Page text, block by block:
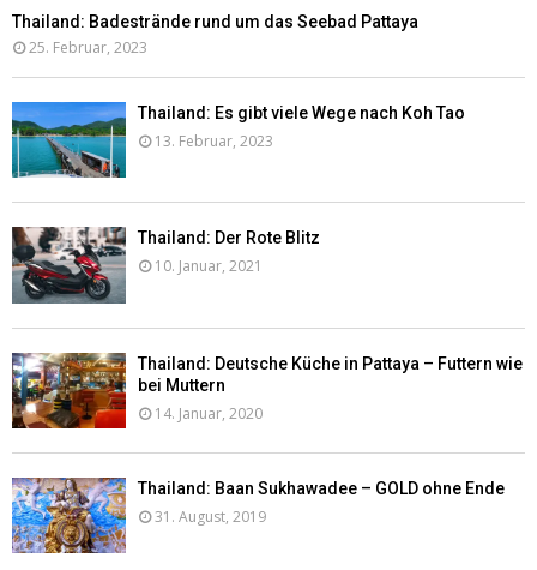
Thailand: Badestrände rund um das Seebad Pattaya
25. Februar, 2023
Thailand: Es gibt viele Wege nach Koh Tao
13. Februar, 2023
Thailand: Der Rote Blitz
10. Januar, 2021
Thailand: Deutsche Küche in Pattaya – Futtern wie
bei Muttern
14. Januar, 2020
Thailand: Baan Sukhawadee – GOLD ohne Ende
31. August, 2019